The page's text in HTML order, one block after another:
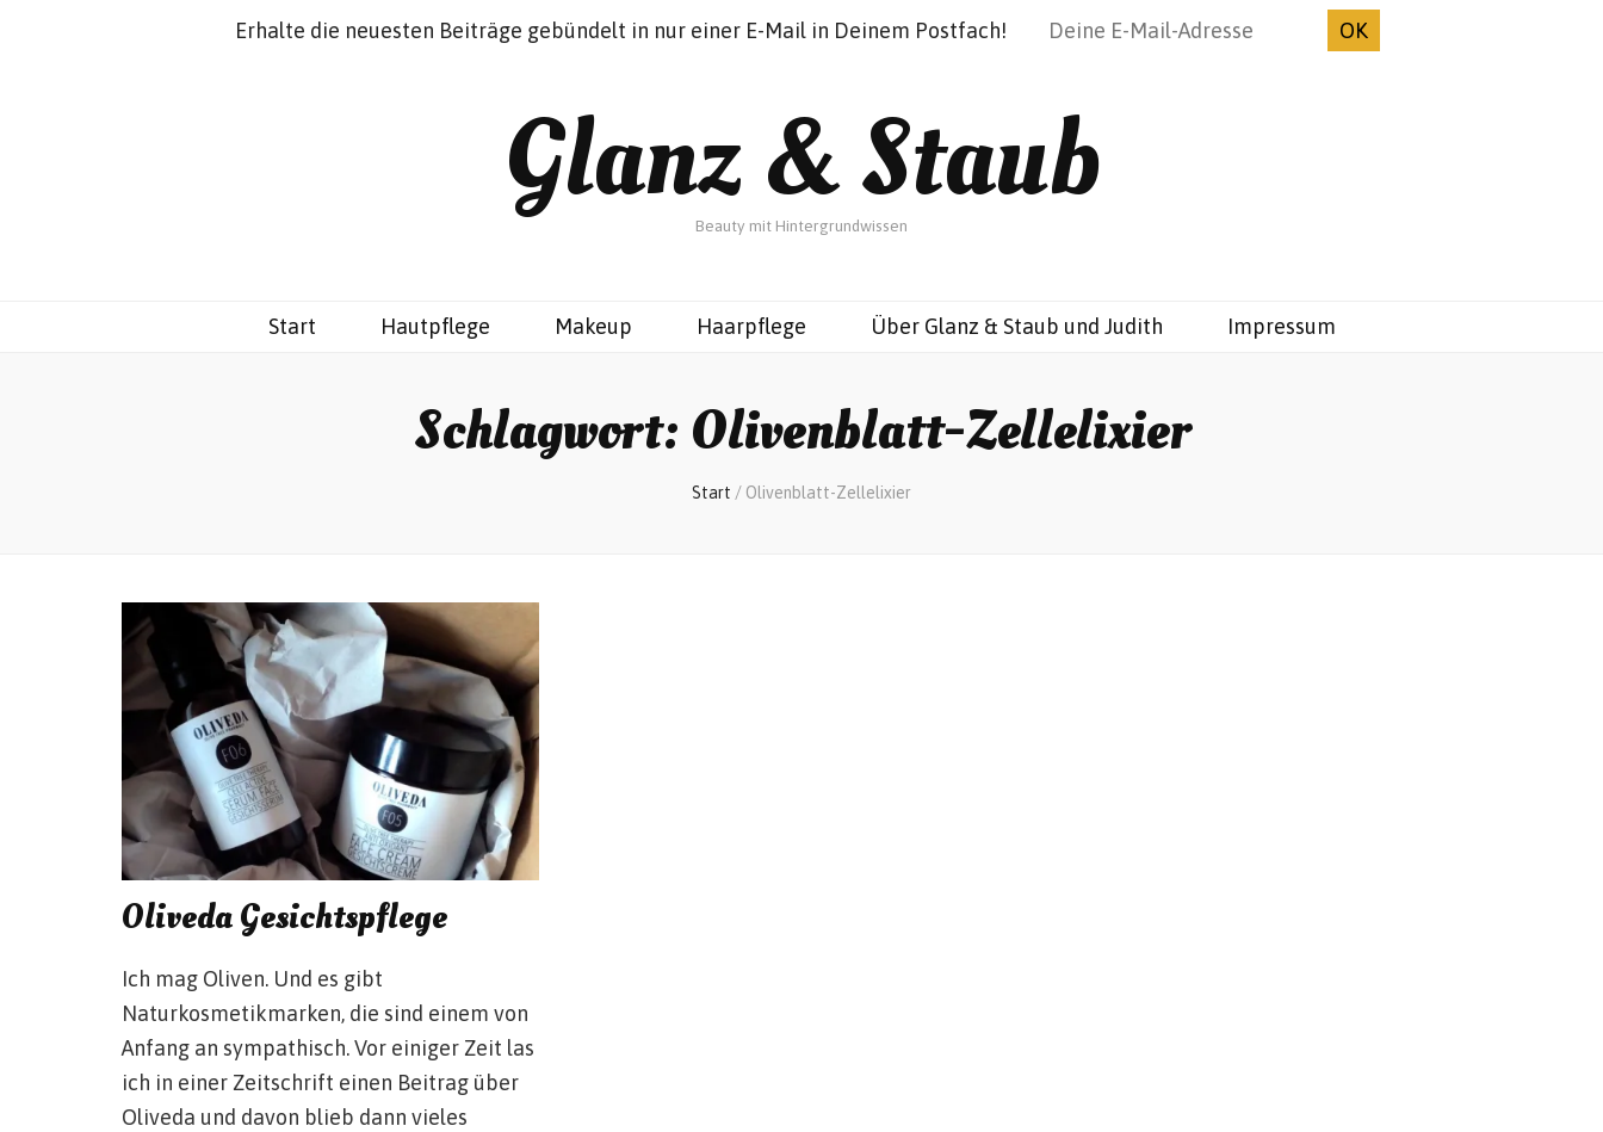
Datenschutz
Glanz & Staub
Beauty mit Hintergrundwissen
Start Hautpflege Makeup Haarpflege Über Glanz & Staub und Judith Impressum
Schlagwort: Olivenblatt-Zellelixier
Start / Olivenblatt-Zellelixier
Oliveda Gesichtspflege
Ich mag Oliven. Und es gibt
Naturkosmetikmarken, die sind einem von
Anfang an sympathisch. Vor einiger Zeit las
ich in einer Zeitschrift einen Beitrag über
Oliveda und davon blieb dann vieles
Erhalte die neuesten Beiträge gebündelt in nur einer E-Mail in Deinem Postfach!